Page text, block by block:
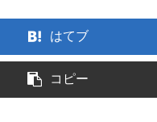
はてブ
コピー